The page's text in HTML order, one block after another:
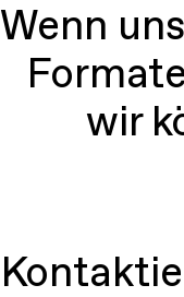
Wenn
wir